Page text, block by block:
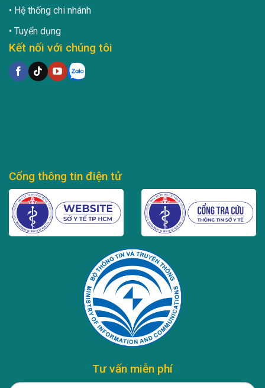
Hệ thống chi nhánh
Tuyển dụng
Kết nối với chúng tôi
Cổng thông tin điện tử
Tư vấn miễn phí